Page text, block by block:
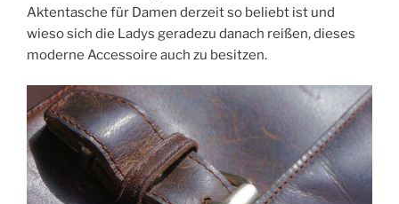
Aktentasche für Damen derzeit so beliebt ist und
wieso sich die Ladys geradezu danach reißen, dieses
moderne Accessoire auch zu besitzen.